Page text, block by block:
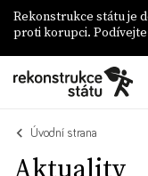
Rekonstrukce státu je
proti korupci.
Úvodní strana
Aktuality